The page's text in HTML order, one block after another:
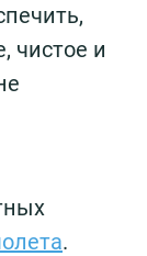
чистое и
.